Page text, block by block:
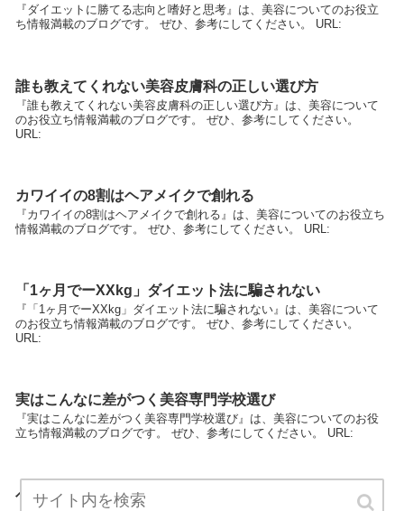
『ダイエットに勝てる志向と嗜好と思考』は、美容についてのお役立
ち情報満載のブログです。 ぜひ、参考にしてください。 URL:
誰も教えてくれない美容皮膚科の正しい選び方
『誰も教えてくれない美容皮膚科の正しい選び方』は、美容について
のお役立ち情報満載のブログです。 ぜひ、参考にしてください。
URL:
カワイイの8割はヘアメイクで創れる
『カワイイの8割はヘアメイクで創れる』は、美容についてのお役立ち
情報満載のブログです。 ぜひ、参考にしてください。 URL:
「1ヶ月でーXXkg」ダイエット法に騙されない
『「1ヶ月でーXXkg」ダイエット法に騙されない』は、美容について
のお役立ち情報満載のブログです。 ぜひ、参考にしてください。
URL:
実はこんなに差がつく美容専門学校選び
『実はこんなに差がつく美容専門学校選び』は、美容についてのお役
立ち情報満載のブログです。 ぜひ、参考にしてください。 URL:
ヘアメイクの基礎を学校で学ぶ